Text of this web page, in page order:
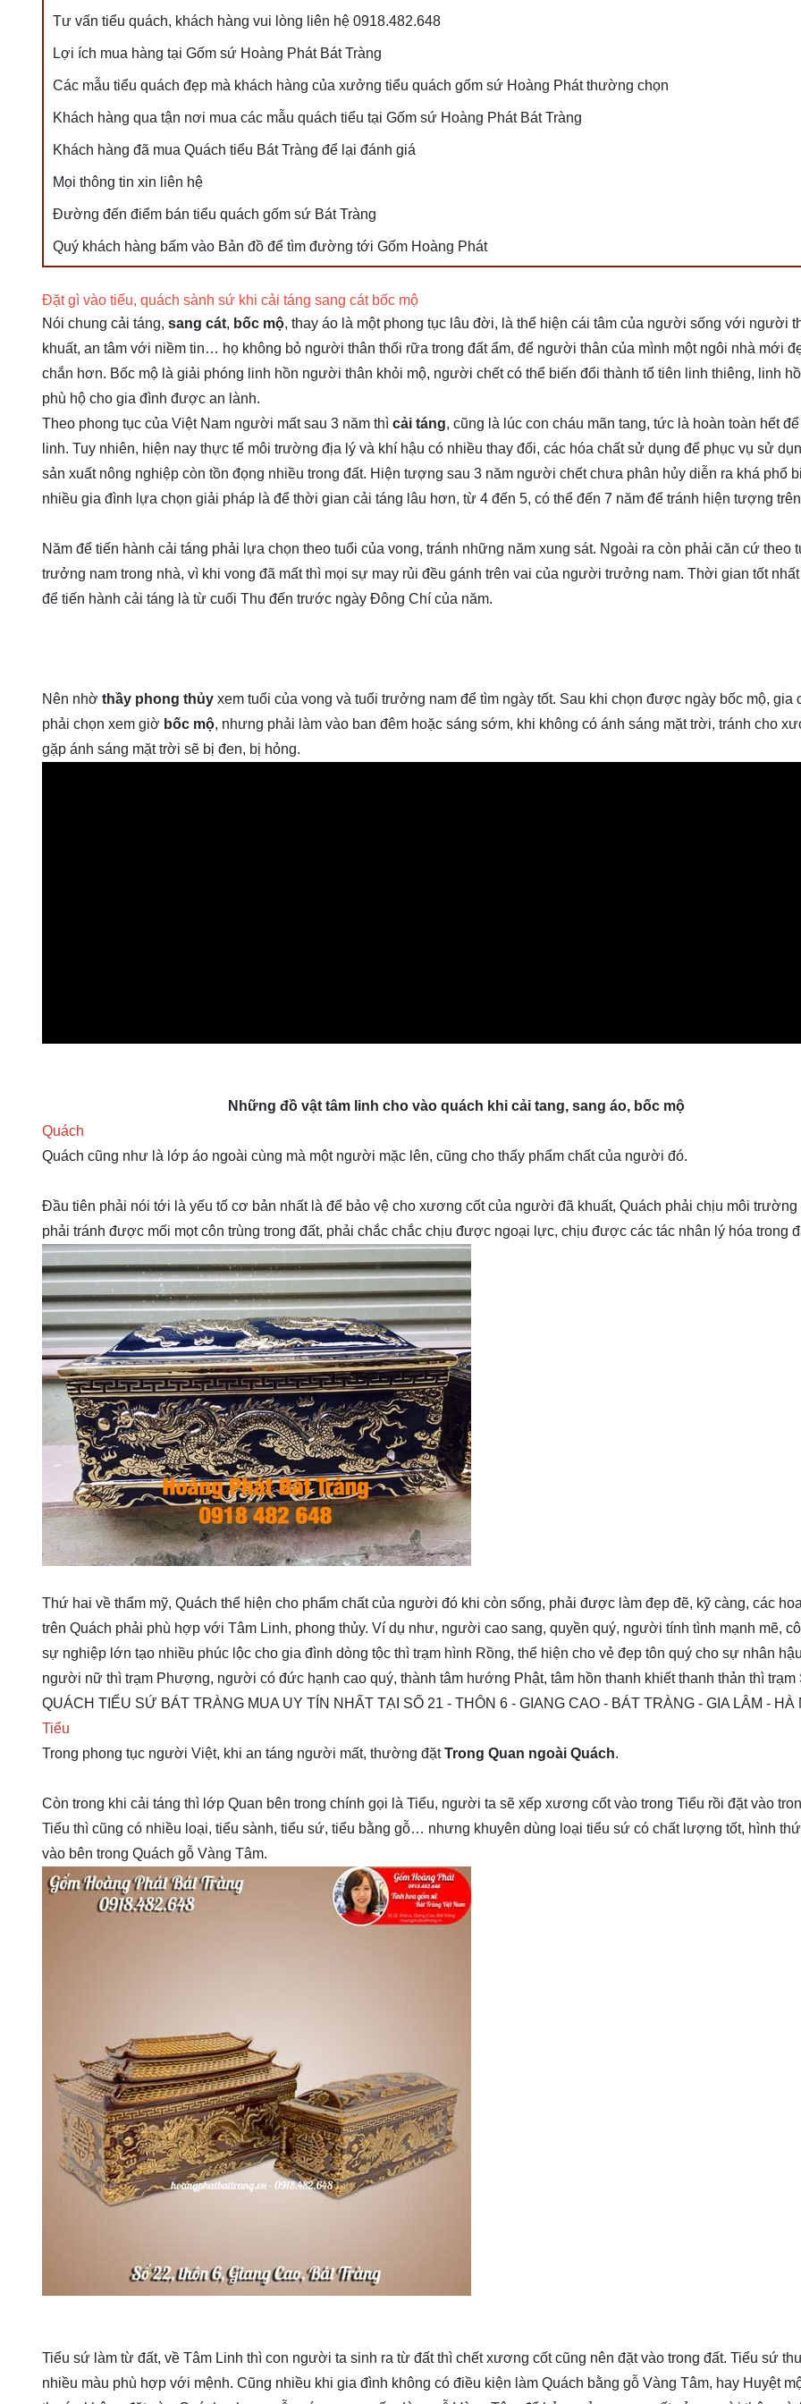
Tư vấn tiểu quách, khách hàng vui lòng liên hệ 0918.482.648
Lợi ích mua hàng tại Gốm sứ Hoàng Phát Bát Tràng
Các mẫu tiểu quách đẹp mà khách hàng của xưởng tiểu quách gốm sứ Hoàng Phát thường chọn
Khách hàng qua tận nơi mua các mẫu quách tiểu tại Gốm sứ Hoàng Phát Bát Tràng
Khách hàng đã mua Quách tiểu Bát Tràng để lại đánh giá
Mọi thông tin xin liên hệ
Đường đến điểm bán tiểu quách gốm sứ Bát Tràng
Quý khách hàng bấm vào Bản đồ để tìm đường tới Gốm Hoàng Phát
Đặt gì vào tiểu, quách sành sứ khi cải táng sang cát bốc mộ
Nói chung cải táng, sang cát, bốc mộ, thay áo là một phong tục lâu đời, là thể hiện cái tâm của người sống với người
khuất, an tâm với niềm tin… họ không bỏ người thân thối rữa trong đất ẩm, để người thân của mình một ngôi nhà mới
chắn hơn. Bốc mộ là giải phóng linh hồn người thân khỏi mộ, người chết có thể biến đổi thành tổ tiên linh thiêng, linh
phù hộ cho gia đình được an lành.
Theo phong tục của Việt Nam người mất sau 3 năm thì cải táng, cũng là lúc con cháu mãn tang, tức là hoàn toàn hết
linh. Tuy nhiên, hiện nay thực tế môi trường địa lý và khí hậu có nhiều thay đổi, các hóa chất sử dụng để phục vụ sử
sản xuất nông nghiệp còn tồn đọng nhiều trong đất. Hiện tượng sau 3 năm người chết chưa phân hủy diễn ra khá phổ
nhiều gia đình lựa chọn giải pháp là để thời gian cải táng lâu hơn, từ 4 đến 5, có thể đến 7 năm để tránh hiện tượng
Năm để tiến hành cải táng phải lựa chọn theo tuổi của vong, tránh những năm xung sát. Ngoài ra còn phải căn cứ theo
trưởng nam trong nhà, vì khi vong đã mất thì mọi sự may rủi đều gánh trên vai của người trưởng nam. Thời gian tốt
để tiến hành cải táng là từ cuối Thu đến trước ngày Đông Chí của năm.
Nên nhờ thầy phong thủy xem tuổi của vong và tuổi trưởng nam để tìm ngày tốt. Sau khi chọn được ngày bốc mộ, gia
phải chọn xem giờ bốc mộ, nhưng phải làm vào ban đêm hoặc sáng sớm, khi không có ánh sáng mặt trời, tránh cho
gặp ánh sáng mặt trời sẽ bị đen, bị hỏng.
Những đồ vật tâm linh cho vào quách khi cải tang, sang áo, bốc mộ
Quách
Quách cũng như là lớp áo ngoài cùng mà một người mặc lên, cũng cho thấy phẩm chất của người đó.
Đầu tiên phải nói tới là yếu tố cơ bản nhất là để bảo vệ cho xương cốt của người đã khuất, Quách phải chịu môi
phải tránh được mối mọt côn trùng trong đất, phải chắc chắc chịu được ngoại lực, chịu được các tác nhân lý hóa trong
Thứ hai về thẩm mỹ, Quách thể hiện cho phẩm chất của người đó khi còn sống, phải được làm đẹp đẽ, kỹ càng, các
trên Quách phải phù hợp với Tâm Linh, phong thủy. Ví dụ như, người cao sang, quyền quý, người tính tình mạnh mẽ,
sự nghiệp lớn tạo nhiều phúc lộc cho gia đình dòng tộc thì trạm hình Rồng, thể hiện cho vẻ đẹp tôn quý cho sự nhân
người nữ thì trạm Phượng, người có đức hạnh cao quý, thành tâm hướng Phật, tâm hồn thanh khiết thanh thản thì trạm
QUÁCH TIỂU SỨ BÁT TRÀNG MUA UY TÍN NHẤT TẠI SỐ 21 - THÔN 6 - GIANG CAO - BÁT TRÀNG - GIA LÂM - HÀ
Tiểu
Trong phong tục người Việt, khi an táng người mất, thường đặtTrong Quan ngoài Quách.
Còn trong khi cải táng thì lớp Quan bên trong chính gọi là Tiểu, người ta sẽ xếp xương cốt vào trong Tiểu rồi đặt vào
Tiểu thì cũng có nhiều loại, tiểu sành, tiểu sứ, tiểu bằng gỗ… nhưng khuyên dùng loại tiểu sứ có chất lượng tốt, hình
vào bên trong Quách gỗ Vàng Tâm.
Tiểu sứ làm từ đất, về Tâm Linh thì con người ta sinh ra từ đất thì chết xương cốt cũng nên đặt vào trong đất. Tiểu sứ
nhiều màu phù hợp với mệnh. Cũng nhiều khi gia đình không có điều kiện làm Quách bằng gỗ Vàng Tâm, hay Huyệt